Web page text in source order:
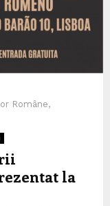
Române,
la